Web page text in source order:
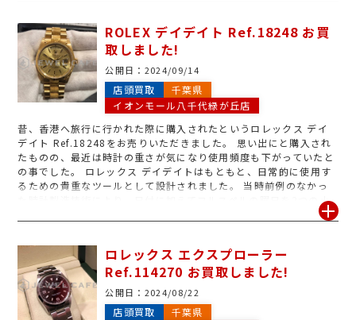
数が多い見た目はおしゃれさを演出していて、時計をつけているだ
けで気分が上がるようなデザインのクロノグラフの腕時計に憧れる
方も多く圧倒的に需要が多いのです。今回もかなり高額でお客様も
大変喜び納得のいくお取引となりました。お手持ちの使っていない
時計がございましたらイオンモール4階八千代緑ヶ丘店にお持ち下
さい。丁寧に査定いたします。
ROLEX デイデイト Ref.18248 お買
取しました!
公開日： 2024/09/14
店頭買取
千葉県
イオンモール八千代緑が丘店
昔、香港へ旅行に行かれた際に購入されたというロレックス デイ
デイト Ref.18248をお売りいただきました。 思い出にと購入され
たものの、最近は時計の重さが気になり使用頻度も下がっていたと
の事でした。 ロレックス デイデイトはもともと、日常的に使用す
るための貴重なツールとして設計されました。 当時前例のなかっ
た時計製造技術により、日付に加えてフルスペルの曜日を2つの小
窓にそれぞれ表示する、初の自動巻防水クロノメーター腕時計とし
の中でも最上位ラインに位置付けられ、最上級の素材のみ(金・プ
ラチナ)で製造されている事も特徴です。 ジュエルカフェではロレ
ックスのデイデイトはもちろん各種時計をアンティークから最新モ
デルまでお買取させていただきます。お見積りは無料です。お気軽
にご来店下さい!
ロレックス エクスプローラー
Ref.114270 お買取しました!
公開日： 2024/08/22
店頭買取
千葉県